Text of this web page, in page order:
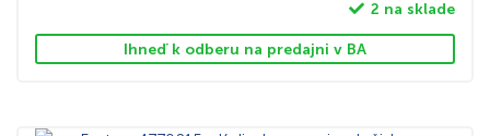
2 na sklade
Ihneď k odberu na predajni v BA